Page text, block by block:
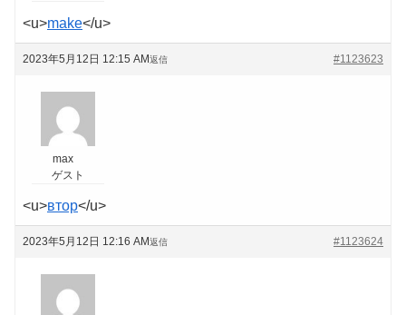
<u>make</u>
2023年5月12日 12:15 AM #1123623
返信
max
ゲスト
<u>втор</u>
2023年5月12日 12:16 AM #1123624
返信